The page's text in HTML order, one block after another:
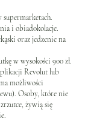
i obiad0kolacje.
oraz jedzenie na
w wysokości 900 zł.
Revolut lub
możliwości
Osoby, które nie
żywią się